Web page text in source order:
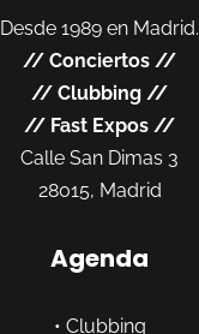
Desde 1989 en Madrid.
// Conciertos //
// Clubbing //
// Fast Expos //
Calle San Dimas 3
28015, Madrid
Agenda
• Clubbing